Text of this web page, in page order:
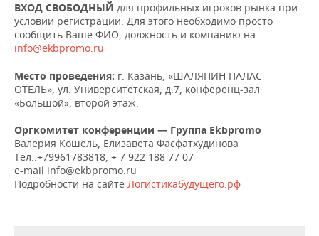
ВХОД СВОБОДНЫЙ для профильных игроков рынка при
условии регистрации. Для этого необходимо просто
сообщить Ваше ФИО, должность и компанию на
info@ekbpromo.ru
Место проведения: г. Казань, «ШАЛЯПИН ПАЛАС
ОТЕЛЬ», ул. Университетская, д.7, конференц-зал
«Большой», второй этаж.
Оргкомитет конференции — Группа Ekbpromo
Валерия Кошель, Елизавета Фасфатхудинова
Тел:.+79961783818, + 7 922 188 77 07
e-mail info@ekbpromo.ru
Подробности на сайте Логистикабудущего.рф